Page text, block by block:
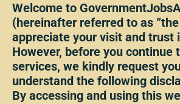
Welcome to
(hereinafter referred to as
appreciate your visit and trust
However, before you continue
services, we kindly request
understand the following
By accessing and using this